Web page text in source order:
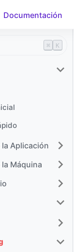
Documentación
⌘ K
Aplicación
Máquina